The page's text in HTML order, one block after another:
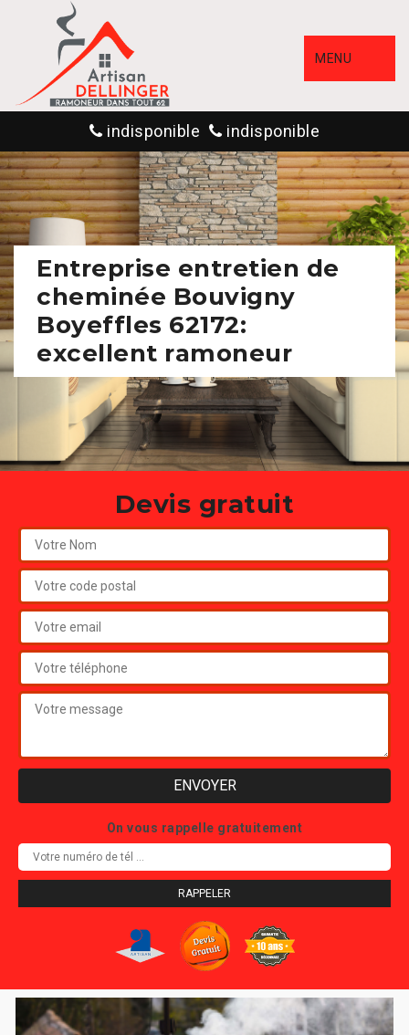
MENU
indisponible indisponible
Entreprise entretien de
cheminée Bouvigny
Boyeffles 62172:
excellent ramoneur
Devis gratuit
On vous rappelle gratuitement